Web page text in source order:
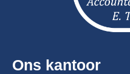
Ons kantoor